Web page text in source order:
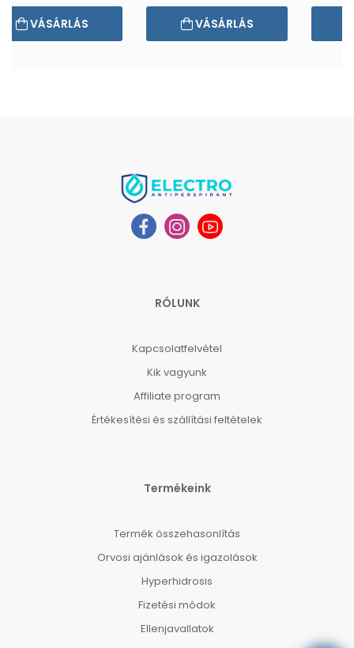
VÁSÁRLÁS VÁSÁRLÁS
RÓLUNK
Kapcsolatfelvétel
Kik vagyunk
Affiliate program
Értékesítési és szállítási feltételek
Termékeink
Termék összehasonlítás
Orvosi ajánlások és igazolások
Hyperhidrosis
Fizetési módok
Ellenjavallatok